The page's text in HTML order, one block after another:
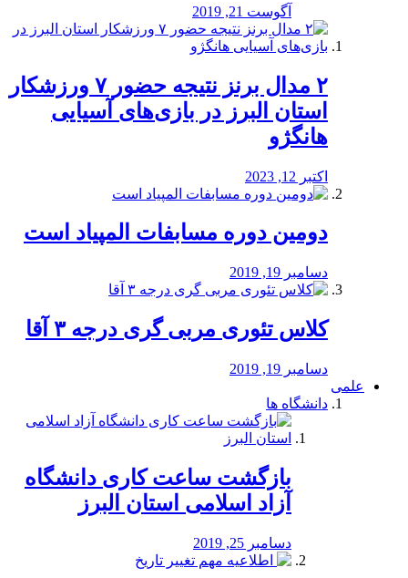
آگوست 21, 2019
۲ مدال برنز نتیجه حضور ۷ ورزشکار
استان البرز در بازی‌های آسیایی
هانگژو
اکتبر 12, 2023
دومین دوره مسابفات المپیاد است
دسامبر 19, 2019
کلاس تئوری مربی گری درجه ۳ آقا
دسامبر 19, 2019
علمی
دانشگاه ها
بازگشت ساعت کاری دانشگاه
آزاد اسلامی استان البرز
دسامبر 25, 2019